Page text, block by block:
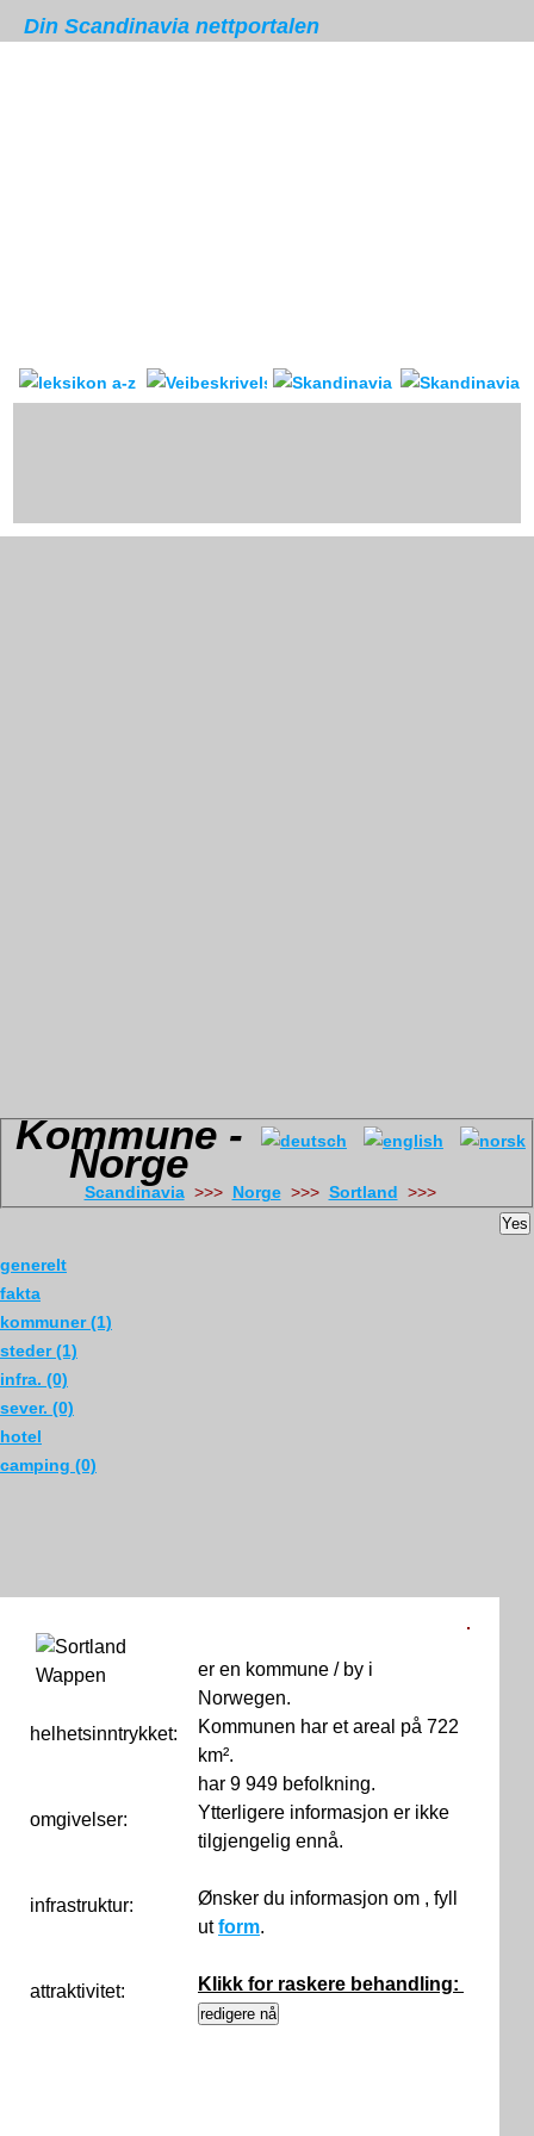
Din Scandinavia nettportalen
Skandinavia leksikonVeibeskrivelse forum &
Kommune -
Norge
Scandinavia>>> Norge>>> Sortland
generelt
fakta
kommuner (1)
steder (1)
infra. (0)
sever. (0)
hotel
camping (0)
helhetsinntrykket:
omgivelser:
infrastruktur:
attraktivitet:
er en kommune / by i
Norwegen.
Kommunen har et areal på 722
km².
har 9 949 befolkning.
Ytterligere informasjon er ikke
tilgjengelig ennå.
Ønsker du informasjon om , fyll
utform.
Klikk for raskere behandling:
Yes